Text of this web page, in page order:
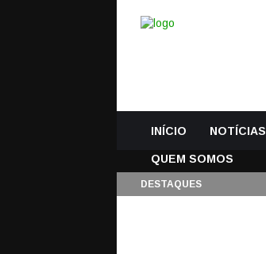
INÍCIO NOTÍCIAS
QUEM SOMOS
DESTAQUES